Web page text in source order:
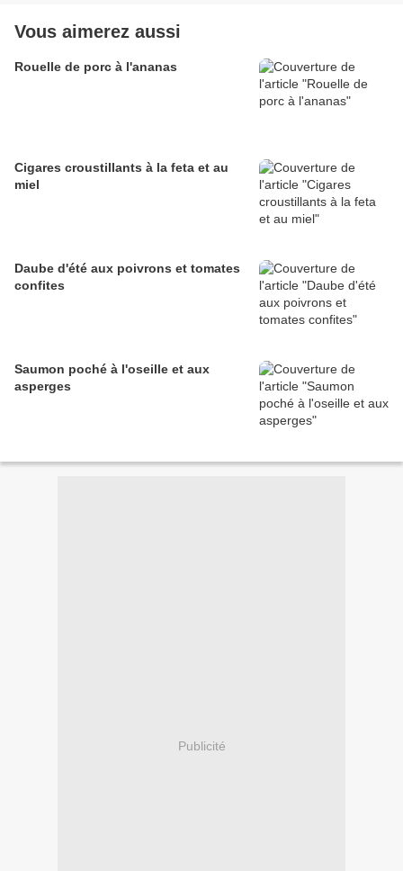
Vous aimerez aussi
Rouelle de porc à l'ananas
Cigares croustillants à la feta et au
miel
Daube d'été aux poivrons et tomates
confites
Saumon poché à l'oseille et aux
asperges
Publicité